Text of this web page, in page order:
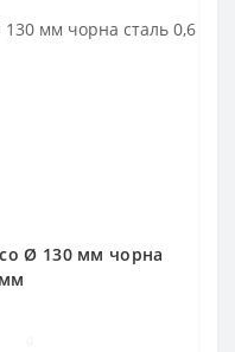
Ø 130 мм чорна